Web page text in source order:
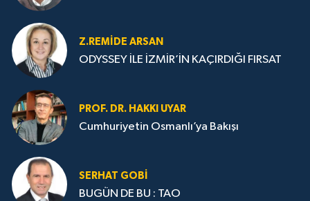
Z.REMIDE ARSAN
ODYSSEY İLE İZMİR’İN KAÇIRDIĞI FIRSAT
PROF. DR. HAKKI UYAR
Cumhuriyetin Osmanlı’ya Bakışı
SERHAT GOBİ
BUGÜN DE BU : TAO